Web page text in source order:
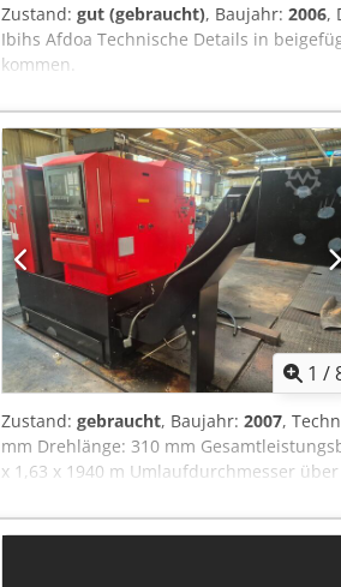
Zustand: gut (gebraucht), Baujahr: 2006,
Ibihs Afdoa Technische Details in
kommen.
1 /
Zustand: gebraucht, Baujahr: 2007,
mm Drehlänge: 310 mm
x 1,63 x 1940 m Umlaufdurchmesser
mm Schlittenweg Radial ( X-Achse): 160
6.300 U/min